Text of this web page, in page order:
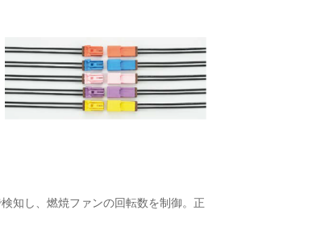
知し、燃焼ファンの回転数を制御。正